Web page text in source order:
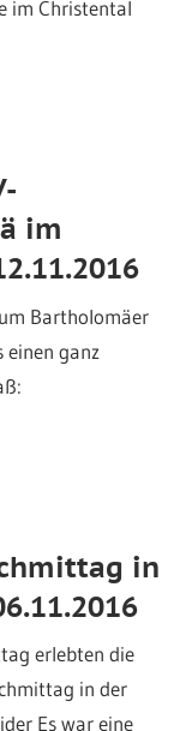
im Christental
im
Bartholomäer
einen ganz
in
erlebten die
in der
Es war eine